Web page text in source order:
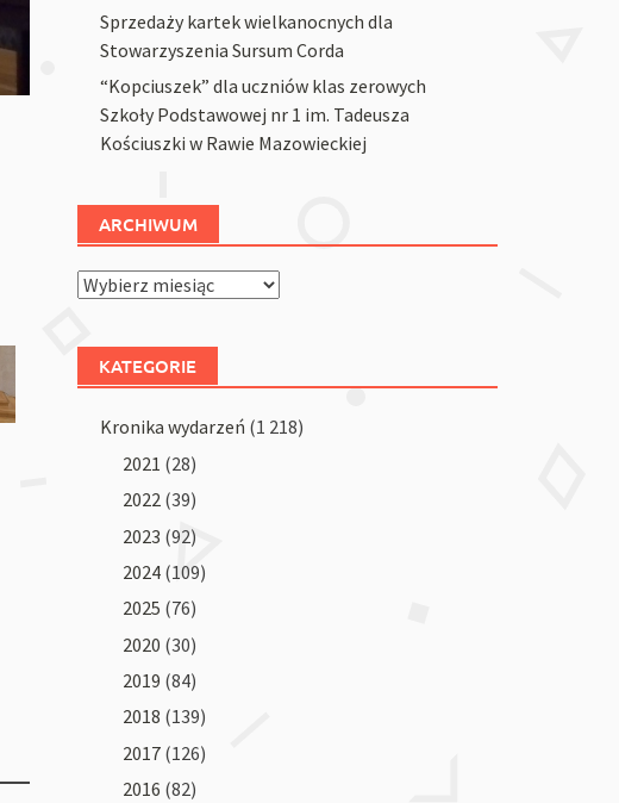
Sprzedaży kartek wielkanocnych dla
Stowarzyszenia Sursum Corda
“Kopciuszek” dla uczniów klas zerowych
Szkoły Podstawowej nr 1 im. Tadeusza
Kościuszki w Rawie Mazowieckiej
ARCHIWUM
Archiwum
KATEGORIE
Kronika wydarzeń (1 218)
2021 (28)
2022 (39)
2023 (92)
2024 (109)
2025 (76)
2020 (30)
2019 (84)
2018 (139)
2017 (126)
2016 (82)